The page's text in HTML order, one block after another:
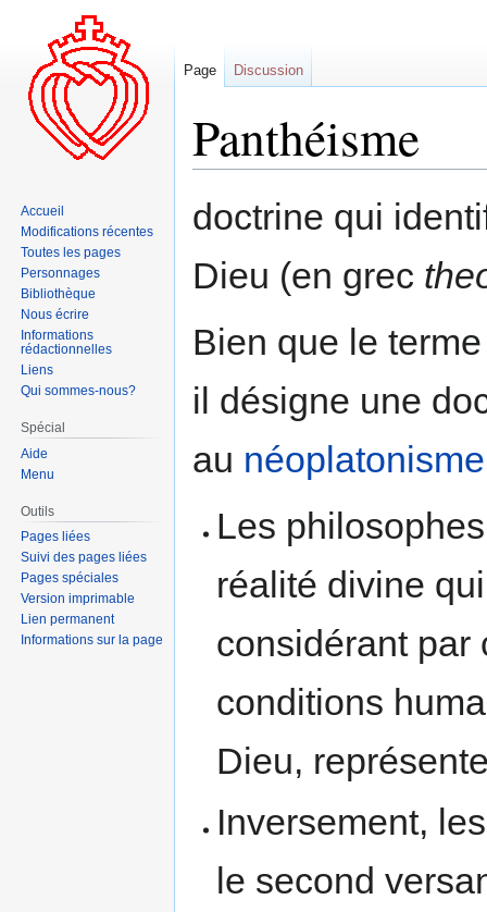
Panthéisme
Aller
à
navigation
Aller
à
recherche
doctrine qui
Dieu (en grec
Bien que le
il désigne une
au néoplatonisme
Les
réalité divine
considérant par
conditions
Dieu,
Inversement,
le second
Page Discussion
Accueil
Modifications récentes
Toutes les pages
Personnages
Bibliothèque
Nous écrire
Informations
rédactionnelles
Liens
Qui sommes-nous?
Spécial
Aide
Menu
Outils
Pages liées
Suivi des pages liées
Pages spéciales
Version imprimable
Lien permanent
Informations sur la page